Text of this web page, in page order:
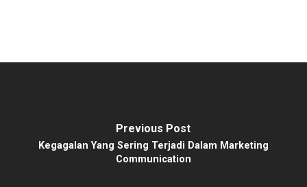
Previous Post
Kegagalan Yang Sering Terjadi Dalam Marketing
Communication